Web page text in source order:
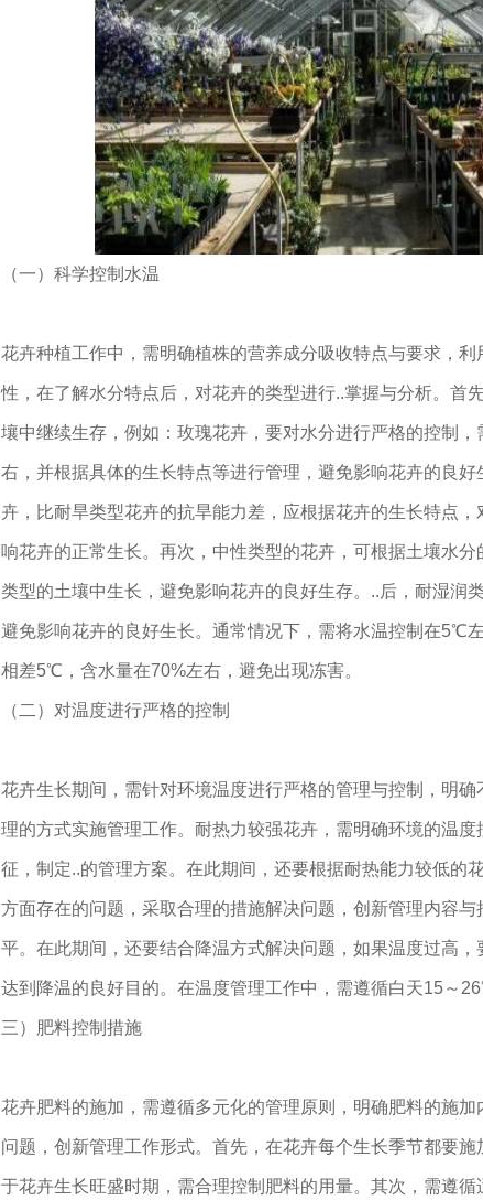
（一）科学控制水温
花卉种植工作中，需明确植株的营养成分吸收特点与要求，
性，在了解水分特点后，对花卉的类型进行..掌握与分析。首
壤中继续生存，例如：玫瑰花卉，要对水分进行严格的控制
右，并根据具体的生长特点等进行管理，避免影响花卉的良
卉，比耐旱类型花卉的抗旱能力差，应根据花卉的生长特点
响花卉的正常生长。再次，中性类型的花卉，可根据土壤水
类型的土壤中生长，避免影响花卉的良好生存。..后，耐湿润
避免影响花卉的良好生长。通常情况下，需将水温控制在5℃
相差5℃，含水量在70%左右，避免出现冻害。
（二）对温度进行严格的控制
花卉生长期间，需针对环境温度进行严格的管理与控制，明
理的方式实施管理工作。耐热力较强花卉，需明确环境的温
征，制定..的管理方案。在此期间，还要根据耐热能力较低的
方面存在的问题，采取合理的措施解决问题，创新管理内容
平。在此期间，还要结合降温方式解决问题，如果温度过高，
达到降温的良好目的。在温度管理工作中，需遵循白天15～
三）肥料控制措施
花卉肥料的施加，需遵循多元化的管理原则，明确肥料的施
问题，创新管理工作形式。首先，在花卉每个生长季节都要
于花卉生长旺盛时期，需合理控制肥料的用量。其次，需遵